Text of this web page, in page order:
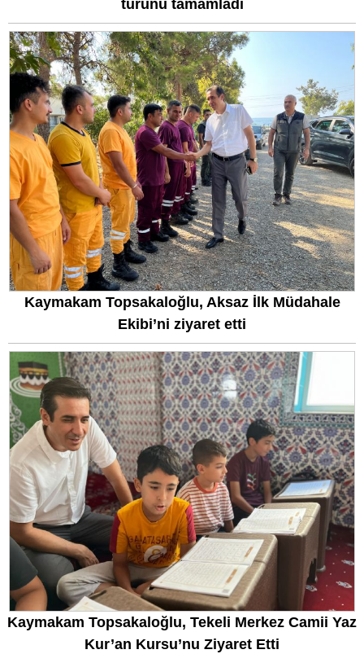
turunu tamamladı
Kaymakam Topsakaloğlu, Aksaz İlk Müdahale
Ekibi’ni ziyaret etti
Kaymakam Topsakaloğlu, Tekeli Merkez Camii Yaz
Kur’an Kursu’nu Ziyaret Etti